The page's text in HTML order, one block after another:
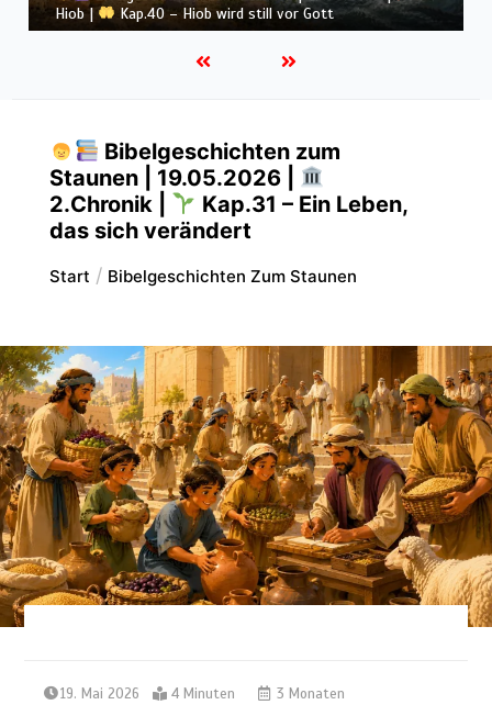
Hiob |
Kap.39 – Gott zeigt Hiob die wilden Tiere
Bibelgeschichten zum
Staunen | 19.05.2026 |
2.Chronik |
Kap.31 – Ein Leben,
das sich verändert
Start Bibelgeschichten Zum Staunen
19. Mai 2026 4 Minuten 3 Monaten